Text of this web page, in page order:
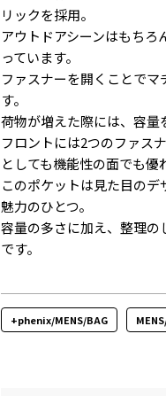
リックを採用。
アウトドアシーンはもち
っています。
ファスナーを開くことで
す。
荷物が増えた際には、容量
フロントには2つのファス
としても機能性の面でも優
このポケットは見た目の
魅力のひとつ。
容量の多さに加え、整理
です。
+phenix/MENS/BAG